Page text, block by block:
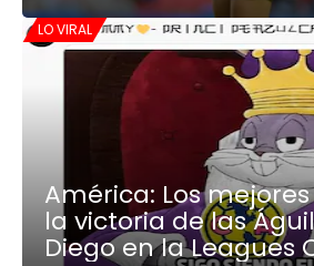
LO VIRAL
América: Los mejores
la victoria de las
Diego en la Leagues